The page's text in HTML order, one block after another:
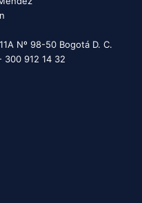
Nº 98-50 Bogotá D. C.
300 912 14 32